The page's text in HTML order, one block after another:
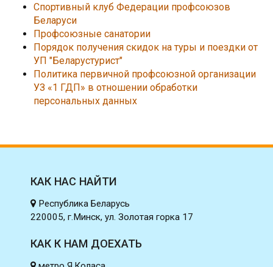
Спортивный клуб Федерации профсоюзов
Беларуси
Профсоюзные санатории
Порядок получения скидок на туры и поездки от
УП "Беларустурист"
Политика первичной профсоюзной организации
УЗ «1 ГДП» в отношении обработки
персональных данных
КАК НАС НАЙТИ
Республика Беларусь
220005, г.Минск, ул. Золотая горка 17
КАК К НАМ ДОЕХАТЬ